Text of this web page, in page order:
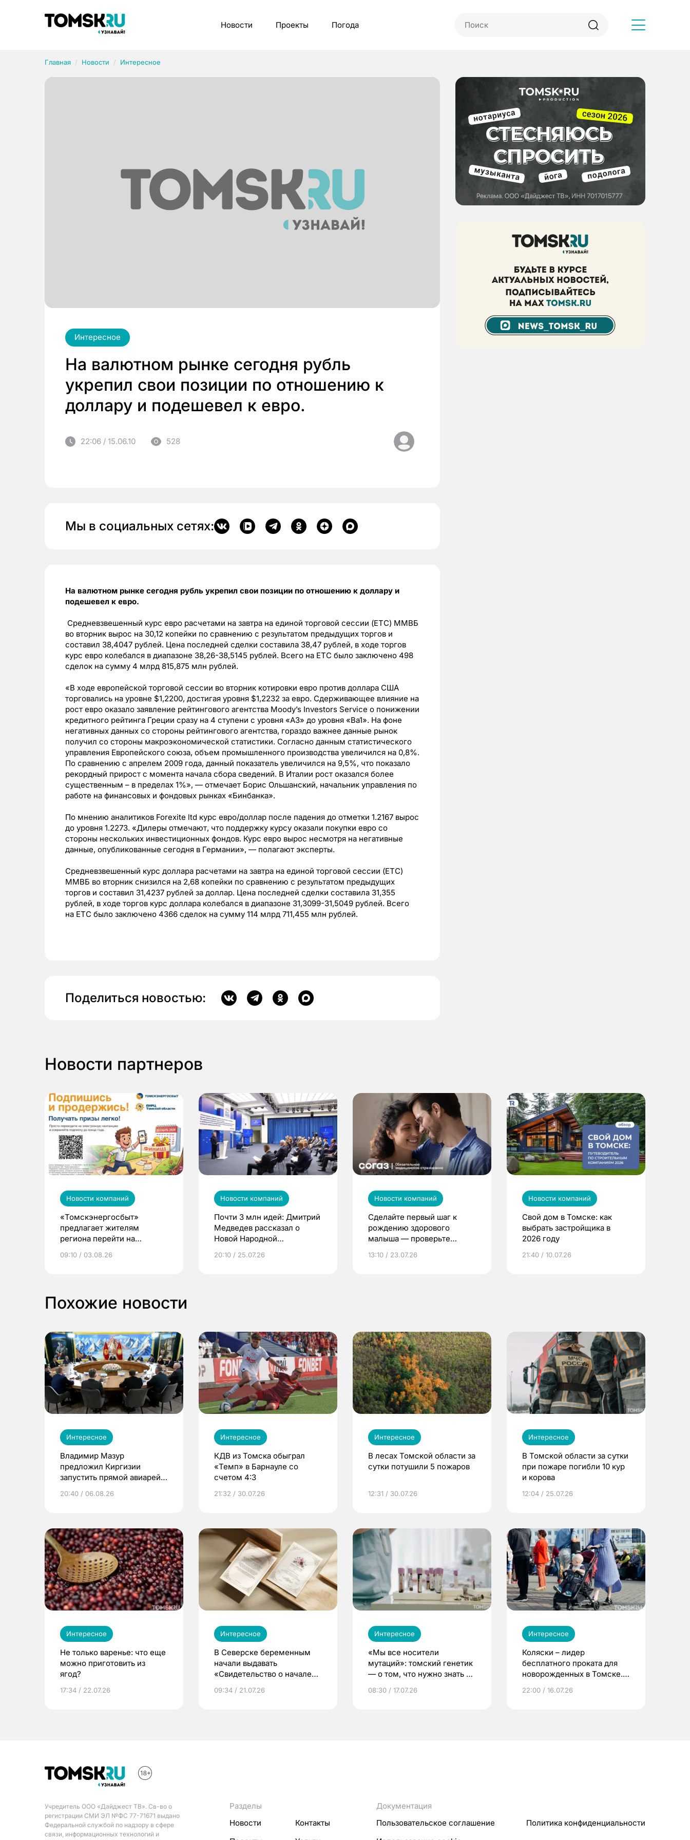
Новости Проекты Погода
Главная Новости Интересное
Интересное
На валютном рынке сегодня рубль
укрепил свои позиции по отношению к
доллару и подешевел к евро.
22:06 / 15.06.10 528
Мы в социальных сетях:
На валютном рынке сегодня рубль укрепил свои позиции по отношению к доллару и
подешевел к евро.
Средневзвешенный курс евро расчетами на завтра на единой торговой сессии (ЕТС) ММВБ
во вторник вырос на 30,12 копейки по сравнению с результатом предыдущих торгов и
составил 38,4047 рублей. Цена последней сделки составила 38,47 рублей, в ходе торгов
курс евро колебался в диапазоне 38,26-38,5145 рублей. Всего на ЕТС было заключено 498
сделок на сумму 4 млрд 815,875 млн рублей.
«В ходе европейской торговой сессии во вторник котировки евро против доллара США
торговались на уровне $1,2200, достигая уровня $1,2232 за евро. Сдерживающее влияние на
рост евро оказало заявление рейтингового агентства Moody’s Investors Service о понижении
кредитного рейтинга Греции сразу на 4 ступени с уровня «А3» до уровня «Ba1». На фоне
негативных данных со стороны рейтингового агентства, гораздо важнее данные рынок
получил со стороны макроэкономической статистики. Согласно данным статистического
управления Европейского союза, объем промышленного производства увеличился на 0,8%.
По сравнению с апрелем 2009 года, данный показатель увеличился на 9,5%, что показало
рекордный прирост с момента начала сбора сведений. В Италии рост оказался более
существенным – в пределах 1%», — отмечает Борис Ольшанский, начальник управления по
работе на финансовых и фондовых рынках «Бинбанка».
По мнению аналитиков Forexite ltd курс евро/доллар после падения до отметки 1.2167 вырос
до уровня 1.2273. «Дилеры отмечают, что поддержку курсу оказали покупки евро со
стороны нескольких инвестиционных фондов. Курс евро вырос несмотря на негативные
данные, опубликованные сегодня в Германии», — полагают эксперты.
Средневзвешенный курс доллара расчетами на завтра на единой торговой сессии (ЕТС)
ММВБ во вторник снизился на 2,68 копейки по сравнению с результатом предыдущих
торгов и составил 31,4237 рублей за доллар. Цена последней сделки составила 31,355
рублей, в ходе торгов курс доллара колебался в диапазоне 31,3099-31,5049 рублей. Всего
на ЕТС было заключено 4366 сделок на сумму 114 млрд 711,455 млн рублей.
Поделиться новостью:
Новости партнеров
Новости компаний
«Томскэнергосбыт»
предлагает жителям
региона перейти на
выиграть призы
09:10 / 03.08.26
Новости компаний
Почти 3 млн идей: Дмитрий
Медведев рассказал о
Новой Народной
20:10 / 25.07.26
Новости компаний
Сделайте первый шаг к
рождению здорового
малыша — проверьте
по ОМС!
13:10 / 23.07.26
Новости компаний
Свой дом в Томске: как
выбрать застройщика в
2026 году
21:40 / 10.07.26
Похожие новости
Интересное
Владимир Мазур
предложил Киргизии
запустить прямой авиарейс
20:40 / 06.08.26
Интересное
КДВ из Томска обыграл
«Темп» в Барнауле со
счетом 4:3
21:32 / 30.07.26
Интересное
В лесах Томской области за
сутки потушили 5 пожаров
12:31 / 30.07.26
Интересное
В Томской области за сутки
при пожаре погибли 10 кур
и корова
12:04 / 25.07.26
Интересное
Не только варенье: что еще
можно приготовить из
ягод?
17:34 / 22.07.26
Интересное
В Северске беременным
начали выдавать
«Свидетельство о начале
09:34 / 21.07.26
Интересное
«Мы все носители
мутаций»: томский генетик
— о том, что нужно знать до
08:30 / 17.07.26
Интересное
Коляски – лидер
бесплатного проката для
новорожденных в Томске.
22:00 / 16.07.26
Учредитель ООО «Дайджест ТВ». Св-во о
регистрации СМИ ЭЛ №ФС 77-71671 выдано
Федеральной службой по надзору в сфере
связи, информационных технологий и
Разделы
Новости
Контакты
Документация
Пользовательское соглашение
Политика конфиденциальности
Рубрики